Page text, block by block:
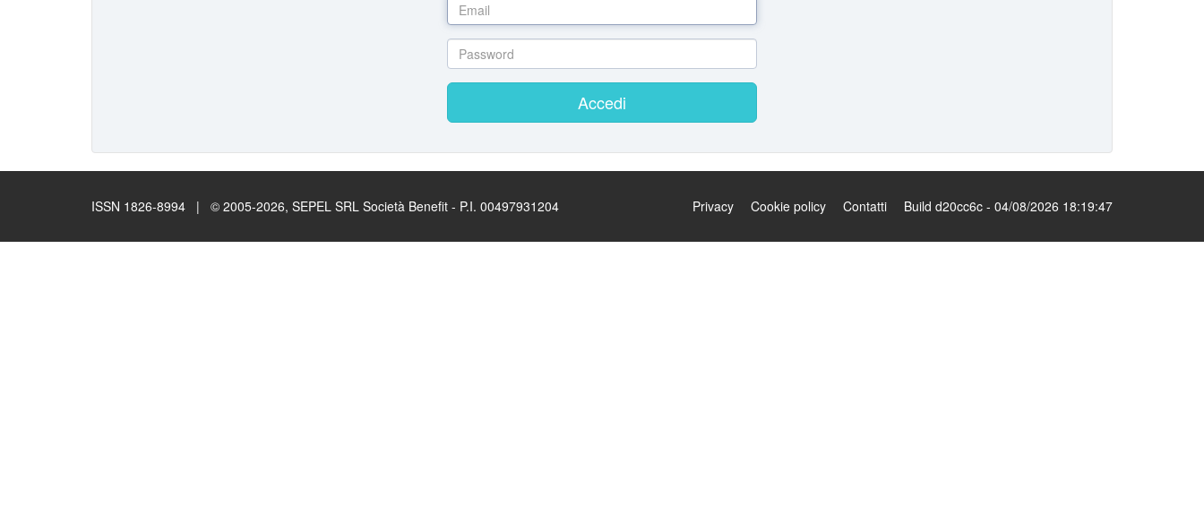
Accedi
ISSN 1826-8994 | © 2005-2026, SEPEL SRL Società Benefit - P.I. 00497931204 Privacy Cookie policy Contatti Build d20cc6c - 04/08/2026 18:19:47